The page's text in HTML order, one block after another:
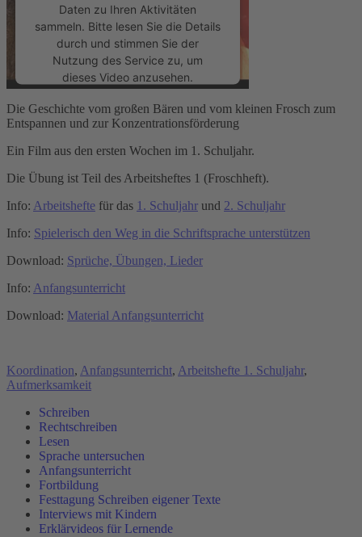
Daten zu Ihren Aktivitäten
sammeln. Bitte lesen Sie die Details
durch und stimmen Sie der
Nutzung des Service zu, um
dieses Video anzusehen.
Mehr Informationen
Akzeptieren
powered by
Usercentrics Consent
Management Platform&eRecht24
Die Geschichte vom großen Bären und vom kleinen Frosch zum
Entspannen und zur Konzentrationsförderung
Ein Film aus den ersten Wochen im 1. Schuljahr.
Die Übung ist Teil des Arbeitsheftes 1 (Froschheft).
Info: Arbeitshefte für das 1. Schuljahr und 2. Schuljahr
Info: Spielerisch den Weg in die Schriftsprache unterstützen
Download: Sprüche, Übungen, Lieder
Info: Anfangsunterricht
Download: Material Anfangsunterricht
Koordination, Anfangsunterricht, Arbeitshefte 1. Schuljahr,
Aufmerksamkeit
Schreiben
Rechtschreiben
Lesen
Sprache untersuchen
Anfangsunterricht
Fortbildung
Festtagung Schreiben eigener Texte
Interviews mit Kindern
Erklärvideos für Lernende